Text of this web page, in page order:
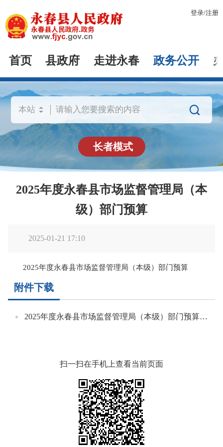
登录/注册
首页 县政府 走进永春 政务公开

长者模式
2025年度永春县市场监督管理局（本
级）部门预算
2025-01-21 17:10
2025年度永春县市场监督管理局（本级）部门预算
附件下载
2025年度永春县市场监督管理局（本级）部门预算.pdf
扫一扫在手机上查看当前页面